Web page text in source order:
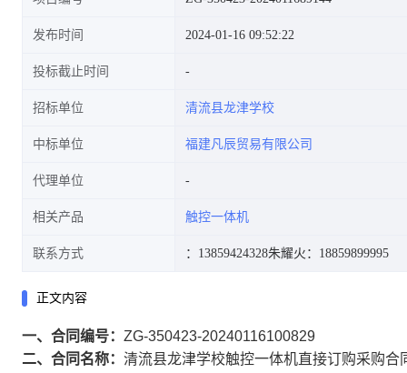
发布时间 2024-01-16 09:52:22
投标截止时间
招标单位 清流县龙津学校
中标单位 福建凡辰贸易有限公司
代理单位
相关产品 触控一体机
联系方式 ：13859424328朱耀火：18859899995
正文内容
一、合同编号： ZG-350423-20240116100829
二、合同名称： 清流县龙津学校触控一体机直接订购采购合